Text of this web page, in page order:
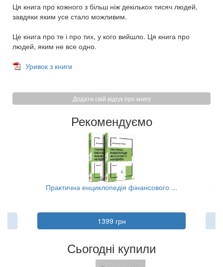
Ця книга про кожного з більш ніж декількох тисяч людей,
завдяки яким усе стало можливим.
Це книга про те і про тих, у кого вийшло. Ця книга про
людей, яким не все одно.
Уривок з книги
Додати свій відгук про книгу
Рекомендуємо
Практична енциклопедія фінансового ...
1399 грн
Сьогодні купили